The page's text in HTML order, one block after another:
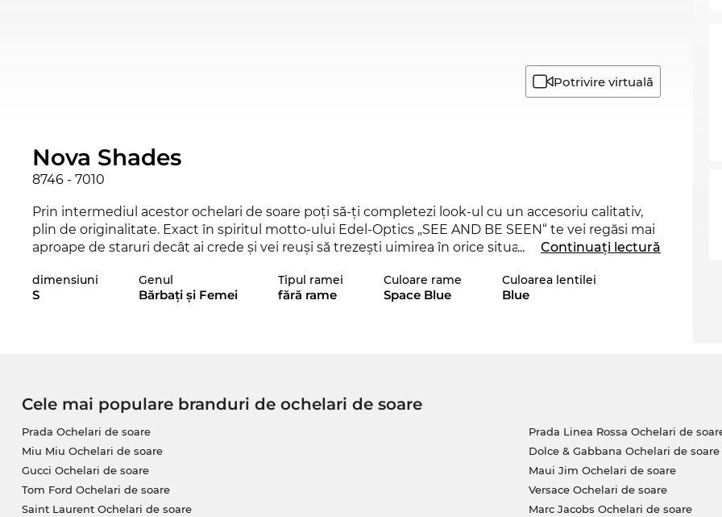
Potrivire virtuală
Nova Shades
8746 - 7010
Prin intermediul acestor ochelari de soare poţi să-ţi completezi look-ul cu un accesoriu calitativ,
plin de originalitate. Exact în spiritul motto-ului Edel-Optics „SEE AND BE SEEN“ te vei regăsi mai
aproape de staruri decât ai crede şi vei reuşi să trezeşti uimirea în orice situaţie. Cu acest nou
actual, acest brand reuşeşte să se impună prin colecţia sa, stabilind un trend deosebit pentru
2025.
Noua comanda a furnizorilor noştri este deja pe drum, astfel modelul Silhouette
preferat de tine
aştepţi puţin. Acum poţi achiziţiona acest model la un preţ incredibil de avantajos, că doar se ştie:
Edel-Optics este un paradis pentru vânătorii de chilipire! Ceea ce în alte magazine online este
desemnat cu „sale”, la noi înseamnă preţuri normale, care îţi permit să faci economii zi de zi.
... Continuați lectură
dimensiuni
S
Genul
Bărbaţi şi Femei
Tipul ramei
fără rame
Culoare rame
Space Blue
Culoarea lentilei
Blue
Cele mai populare branduri de ochelari de soare
Prada Ochelari de soare
Miu Miu Ochelari de soare
Gucci Ochelari de soare
Tom Ford Ochelari de soare
Saint Laurent Ochelari de soare
Prada Linea Rossa Ochelari de
Dolce & Gabbana Ochelari de soare
Maui Jim Ochelari de soare
Versace Ochelari de soare
Marc Jacobs Ochelari de soare